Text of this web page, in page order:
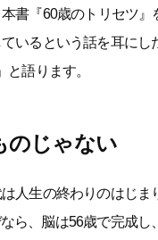
書『60歳のトリセツ
いるという話を耳にし
語ります。
のじゃない
人生の終わりのはじ
ら、脳は56歳で完成